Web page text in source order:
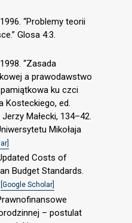
“Problemy teorii
Glosa 4:3.
“Zasada
a prawodawstwo
ku czci
ed.
Małecki, 134–42.
Mikołaja
Costs of
Budget Standards.
[Google Scholar]
– postulat